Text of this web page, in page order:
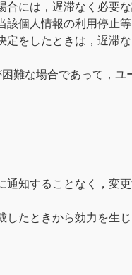
には，遅滞なく必要な
個人情報の利用停止等
をしたときは，遅滞
難な場合であって，ユ
知することなく，変
たときから効力を生じ